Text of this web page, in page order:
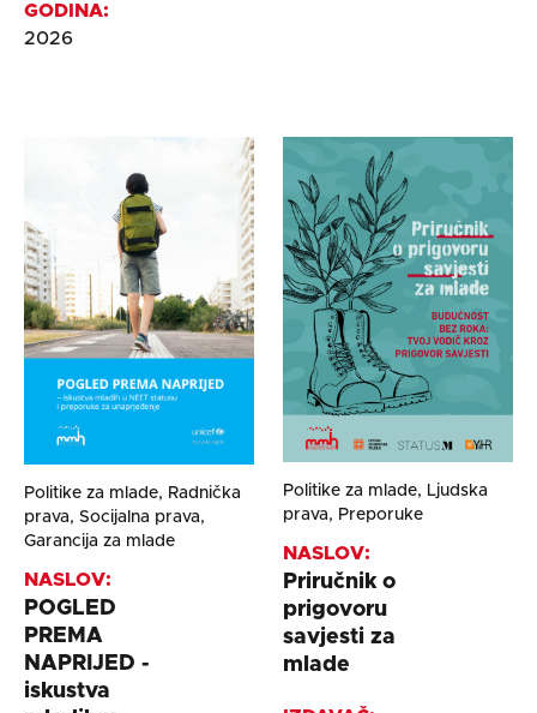
GODINA:
2026
Politike za mlade, Radnička
prava, Socijalna prava,
Garancija za mlade
NASLOV:
POGLED
PREMA
NAPRIJED -
iskustva
Politike za mlade, Ljudska
prava, Preporuke
NASLOV:
Priručnik o
prigovoru
savjesti za
mlade